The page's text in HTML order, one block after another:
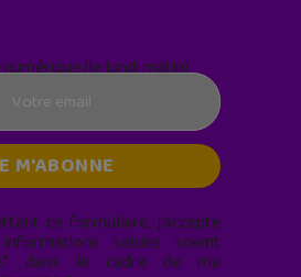
(le lundi matin)
ce formulaire, j’accepte
saisies soient
dans le cadre de ma